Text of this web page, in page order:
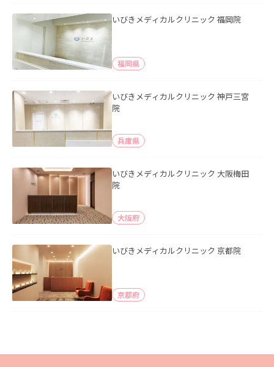
いびきメディカルクリニック 福岡院
福岡県
いびきメディカルクリニック 神戸三宮
院
兵庫県
いびきメディカルクリニック 大阪梅田
院
大阪府
いびきメディカルクリニック 京都院
京都府